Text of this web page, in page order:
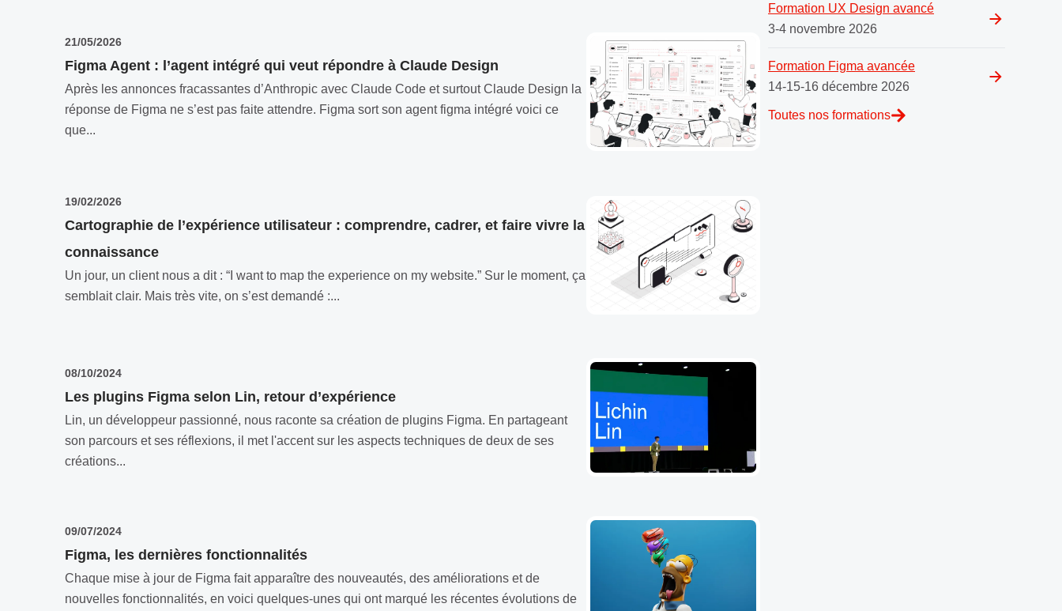
21/05/2026
Figma Agent : l’agent intégré qui veut répondre à Claude Design
Après les annonces fracassantes d’Anthropic avec Claude Code et surtout Claude Design la
réponse de Figma ne s’est pas faite attendre. Figma sort son agent figma intégré voici ce
que...
19/02/2026
Cartographie de l’expérience utilisateur : comprendre, cadrer, et faire vivre la
connaissance
Un jour, un client nous a dit : “I want to map the experience on my website.” Sur le moment, ça
semblait clair. Mais très vite, on s’est demandé :...
08/10/2024
Les plugins Figma selon Lin, retour d’expérience
Lin, un développeur passionné, nous raconte sa création de plugins Figma. En partageant
son parcours et ses réflexions, il met l'accent sur les aspects techniques de deux de ses
créations...
09/07/2024
Figma, les dernières fonctionnalités
Chaque mise à jour de Figma fait apparaître des nouveautés, des améliorations et de
nouvelles fonctionnalités, en voici quelques-unes qui ont marqué les récentes évolutions de
Formation UX Design avancé
3-4 novembre 2026
Formation Figma avancée
14-15-16 décembre 2026
Toutes nos formations